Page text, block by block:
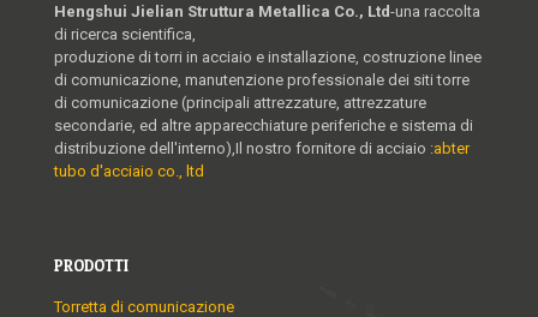
Hengshui Jielian Struttura Metallica Co., Ltd-una raccolta
di ricerca scientifica,
produzione di torri in acciaio e installazione, costruzione linee
di comunicazione, manutenzione professionale dei siti torre
di comunicazione (principali attrezzature, attrezzature
secondarie, ed altre apparecchiature periferiche e sistema di
distribuzione dell'interno),Il nostro fornitore di acciaio :abter
tubo d'acciaio co., ltd
PRODOTTI
Torretta di comunicazione